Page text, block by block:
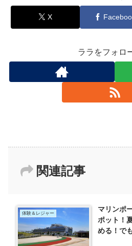
X
ララをフォロ
関連記事
体験＆レジャー
マリンポ
ポット！
める！で